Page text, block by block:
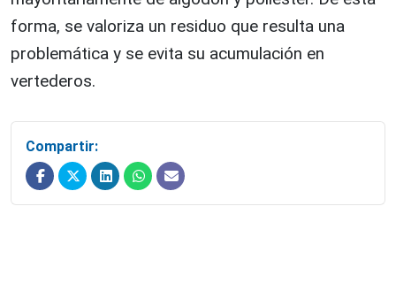
forma, se valoriza un residuo que resulta una
problemática y se evita su acumulación en
vertederos.
Compartir: